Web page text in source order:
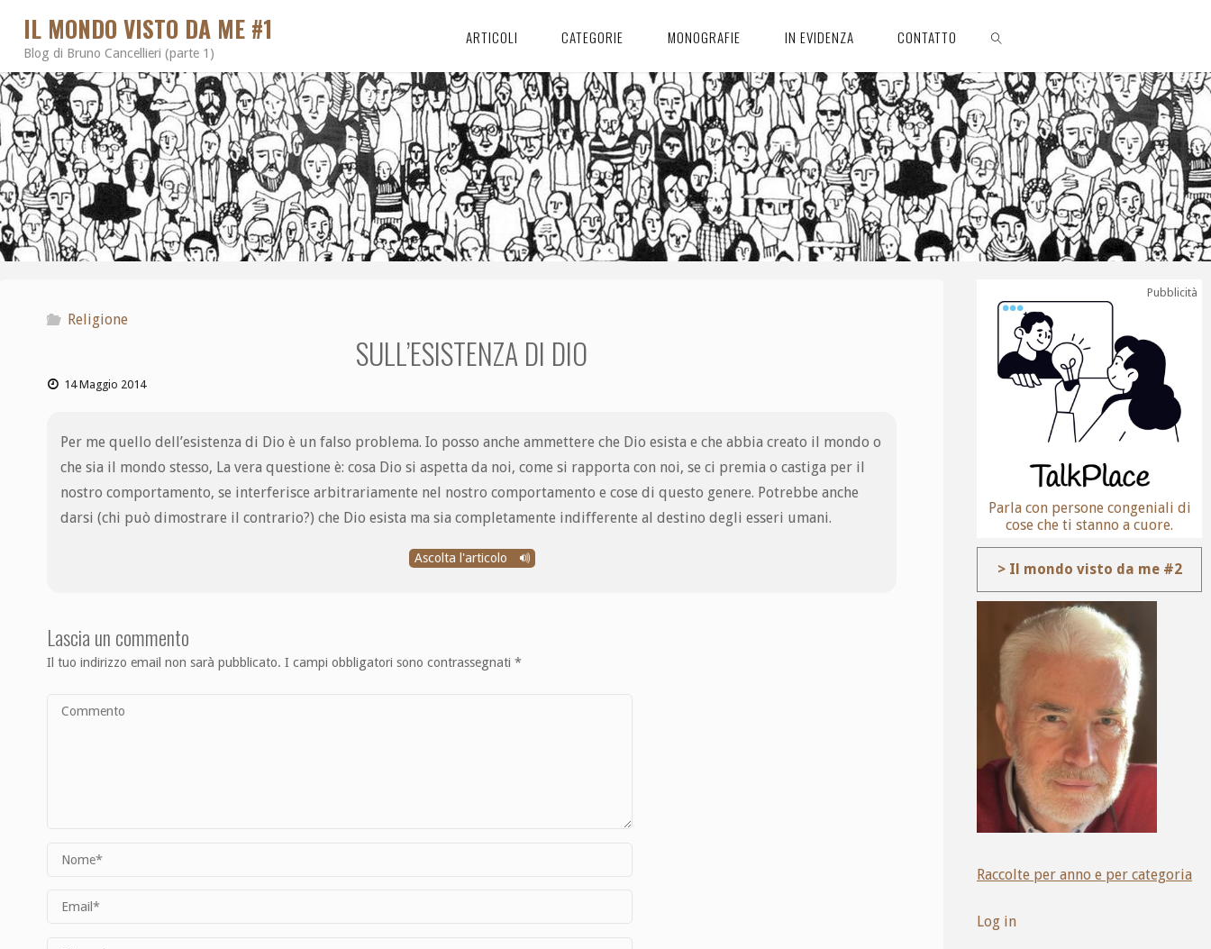
IL MONDO VISTO DA ME #1
Blog di Bruno Cancellieri (parte 1)
ARTICOLI CATEGORIE MONOGRAFIE IN EVIDENZA CONTATTO
CERCA
Religione
SULL’ESISTENZA DI DIO
14 Maggio 2014
Per me quello dell’esistenza di Dio è un falso problema. Io posso anche ammettere che Dio esista e che abbia creato il mondo o
che sia il mondo stesso, La vera questione è: cosa Dio si aspetta da noi, come si rapporta con noi, se ci premia o castiga per il
nostro comportamento, se interferisce arbitrariamente nel nostro comportamento e cose di questo genere. Potrebbe anche
darsi (chi può dimostrare il contrario?) che Dio esista ma sia completamente indifferente al destino degli esseri umani.
Ascolta l'articolo
Lascia un commento
Il tuo indirizzo email non sarà pubblicato. I campi obbligatori sono contrassegnati*
Pubblicità
Parla con persone congeniali di
cose che ti stanno a cuore.
> Il mondo visto da me #2
Raccolte per anno e per categoria
Log in